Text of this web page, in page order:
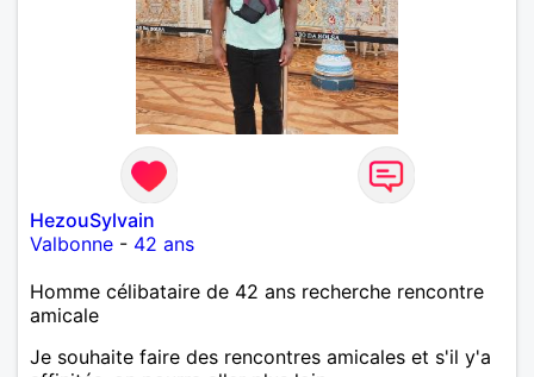
HezouSylvain
Valbonne - 42 ans
Homme célibataire de 42 ans recherche rencontre
amicale
Je souhaite faire des rencontres amicales et s'il y'a